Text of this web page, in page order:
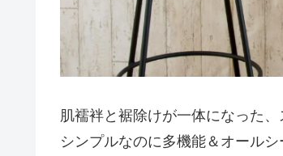
肌襦袢と裾除けが一体になった、
シンプルなのに多機能＆オールシ